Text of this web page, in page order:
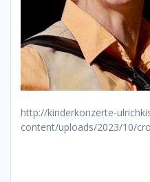
http://kinderkonzerte-
content/uploads/2023/10/